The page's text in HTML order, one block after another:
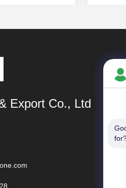
Export Co., Ltd